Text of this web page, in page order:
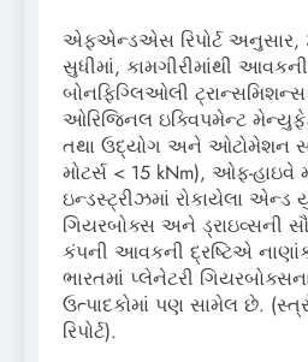
એફએન્ડએસ રિપોર્ટ અનુસાર,
સુધીમાં, કામગીરીમાંથી
બોનફિગ્લિઓલી ટ્રાન્સમિશન્સ
ઓરિજિનલ ઇક્વિપમેન્ટ
તથા ઉદ્યોગ અને ઓટોમેશન
મોટર્સ < 15 kNm), ઓફ-હાઇવે
ઇન્ડસ્ટ્રીઝમાં રોકાયેલા એન્ડ
ગિયરબોક્સ અને ડ્રાઇવ્સની
કંપની આવકની દ્રષ્ટિએ
ભારતમાં પ્લેનેટરી
ઉત્પાદકોમાં પણ સામેલ છે.
રિપોર્ટ).